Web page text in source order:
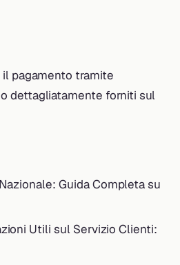
pagamento tramite
dettagliatamente forniti sul
Guida Completa su
Utili sul Servizio Clienti: